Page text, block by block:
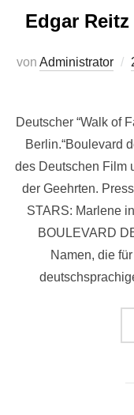
Edgar
von Administrator
Deutscher “Walk of
Berlin.“Boulevard
des Deutschen Film
der Geehrten.
STARS: Marlene
BOULEVARD
Namen, die